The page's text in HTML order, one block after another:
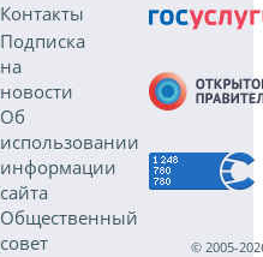
Контакты
Подписка
на
новости
Об
использовании
информации
сайта
Общественный
совет
© 2005-